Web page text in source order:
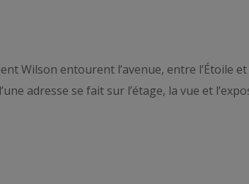
Wilson entourent l’avenue, entre l’Étoile et
adresse se fait sur l’étage, la vue et